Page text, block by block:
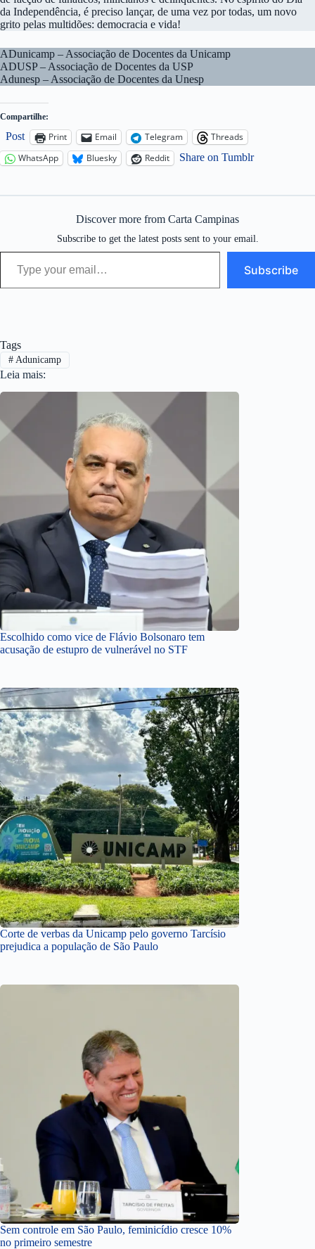
da Independência, é preciso lançar, de uma vez por todas, um novo
grito pelas multidões: democracia e vida!
ADunicamp – Associação de Docentes da Unicamp
ADUSP – Associação de Docentes da USP
Adunesp – Associação de Docentes da Unesp
Compartilhe:
Post Print Email Telegram
Threads
WhatsApp
Bluesky Reddit Share on Tumblr
Discover more from Carta Campinas
Subscribe to get the latest posts sent to your email.
Type your email…
Subscribe
Tags
#Adunicamp
Leia mais:
Escolhido como vice de Flávio Bolsonaro tem
acusação de estupro de vulnerável no STF
Corte de verbas da Unicamp pelo governo Tarcísio
prejudica a população de São Paulo
Sem controle em São Paulo, feminicídio cresce 10%
no primeiro semestre